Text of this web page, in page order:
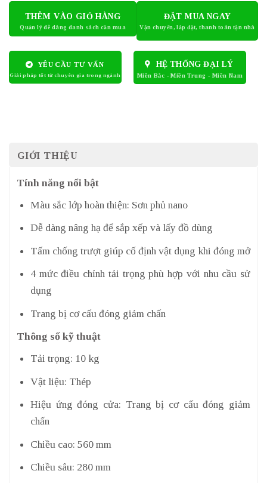
THÊM VÀO GIỎ HÀNG ĐẶT MUA NGAY
YÊU CẦU TƯ VẤN HỆ THỐNG ĐẠI LÝ
GIỚI THIỆU
Tính năng nổi bật
Màu sắc lớp hoàn thiện: Sơn phủ nano
Dễ dàng nâng hạ để sắp xếp và lấy đồ dùng
Tấm chống trượt giúp cố định vật dụng khi đóng mở
4 mức điều chỉnh tải trọng phù hợp với nhu cầu sử
dụng
Trang bị cơ cấu đóng giảm chấn
Thông số kỹ thuật
Tải trọng: 10 kg
Vật liệu: Thép
Hiệu ứng đóng cửa: Trang bị cơ cấu đóng giảm
chấn
Chiều cao: 560 mm
Chiều sâu: 280 mm